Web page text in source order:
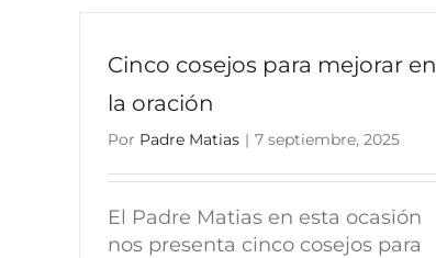
Cinco cosejos para mejorar en
la oración
Por Padre Matias | 7 septiembre, 2025
El Padre Matias en esta ocasión
nos presenta cinco cosejos para